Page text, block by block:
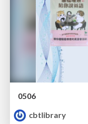
0506
cbtlibrary